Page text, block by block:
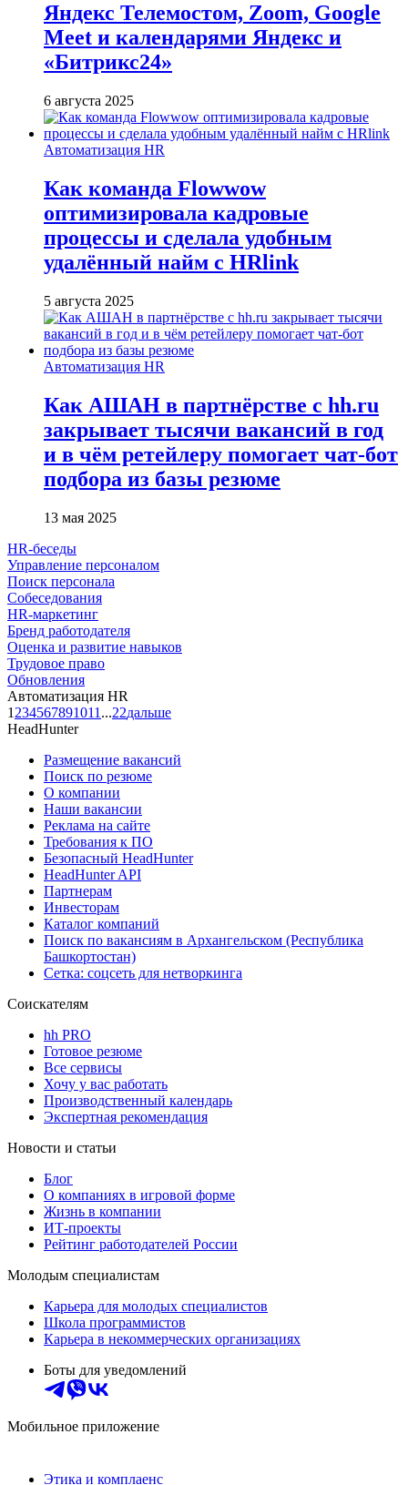
Яндекс Телемостом, Zoom, Google
Meet и календарями Яндекс и
«Битрикс24»
6 августа 2025
Автоматизация HR
Как команда Flowwow
оптимизировала кадровые
процессы и сделала удобным
удалённый найм с HRlink
5 августа 2025
Автоматизация HR
Как АШАН в партнёрстве с hh.ru
закрывает тысячи вакансий в год
и в чём ретейлеру помогает чат-бот
подбора из базы резюме
13 мая 2025
HR-беседы
Управление персоналом
Поиск персонала
Собеседования
HR-маркетинг
Бренд работодателя
Оценка и развитие навыков
Трудовое право
Обновления
Автоматизация HR
1 234567891011 ...22дальше
HeadHunter
Размещение вакансий
Поиск по резюме
О компании
Наши вакансии
Реклама на сайте
Требования к ПО
Безопасный HeadHunter
HeadHunter API
Партнерам
Инвесторам
Каталог компаний
Поиск по вакансиям в Архангельском (Республика
Башкортостан)
Сетка: соцсеть для нетворкинга
Соискателям
hh PRO
Готовое резюме
Все сервисы
Хочу у вас работать
Производственный календарь
Экспертная рекомендация
Новости и статьи
Блог
О компаниях в игровой форме
Жизнь в компании
ИТ-проекты
Рейтинг работодателей России
Молодым специалистам
Карьера для молодых специалистов
Школа программистов
Карьера в некоммерческих организациях
Боты для уведомлений
Мобильное приложение
Этика и комплаенс